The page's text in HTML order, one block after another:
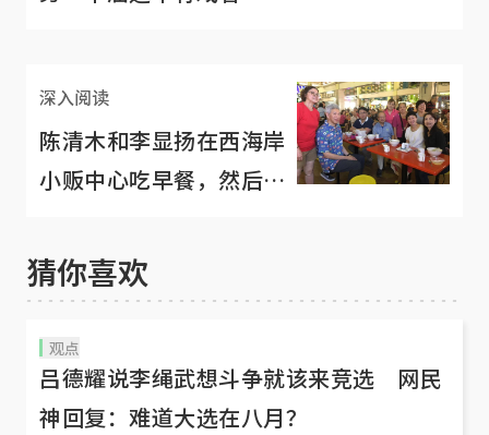
深入阅读
陈清木和李显扬在西海岸
小贩中心吃早餐，然后
猜你喜欢
观点
吕德耀说李绳武想斗争就该来竞选 网民
神回复：难道大选在八月？